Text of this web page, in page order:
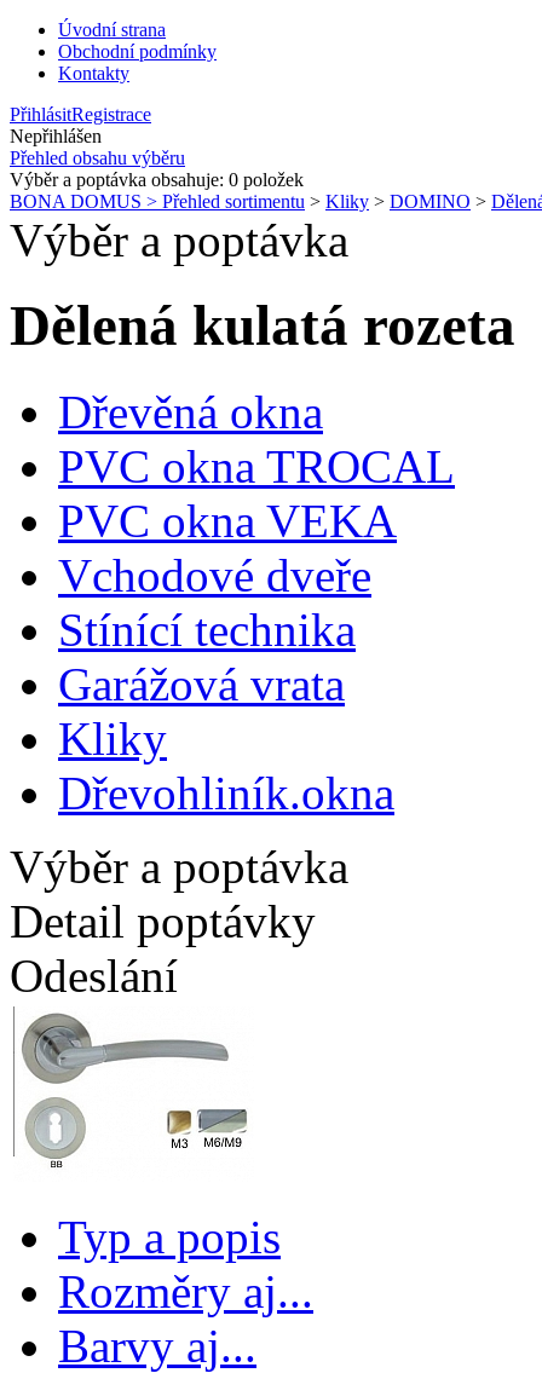
Úvodní strana
Obchodní podmínky
Kontakty
PřihlásitRegistrace
Nepřihlášen
Přehled obsahu výběru
Výběr a poptávka obsahuje: 0 položek
BONA DOMUS > Přehled sortimentu > Kliky > DOMINO >
Výběr a poptávka
Dělená kulatá rozeta
Dřevěná okna
PVC okna TROCAL
PVC okna VEKA
Vchodové dveře
Stínící technika
Garážová vrata
Kliky
Dřevohliník.okna
Výběr a poptávka
Detail poptávky
Odeslání
Typ a popis
Rozměry aj...
Barvy aj...